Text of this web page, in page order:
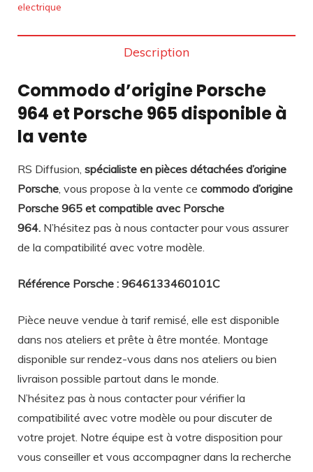
electrique
Description
Commodo d’origine Porsche
964 et Porsche 965 disponible à
la vente
RS Diffusion, spécialiste en pièces détachées d’origine
Porsche, vous propose à la vente ce commodo d’origine
Porsche 965 et compatible avec Porsche
964. N’hésitez pas à nous contacter pour vous assurer
de la compatibilité avec votre modèle.
Référence Porsche : 9646133460101C
Pièce neuve vendue à tarif remisé, elle est disponible
dans nos ateliers et prête à être montée. Montage
disponible sur rendez-vous dans nos ateliers ou bien
livraison possible partout dans le monde.
N’hésitez pas à nous contacter pour vérifier la
compatibilité avec votre modèle ou pour discuter de
votre projet. Notre équipe est à votre disposition pour
vous conseiller et vous accompagner dans la recherche